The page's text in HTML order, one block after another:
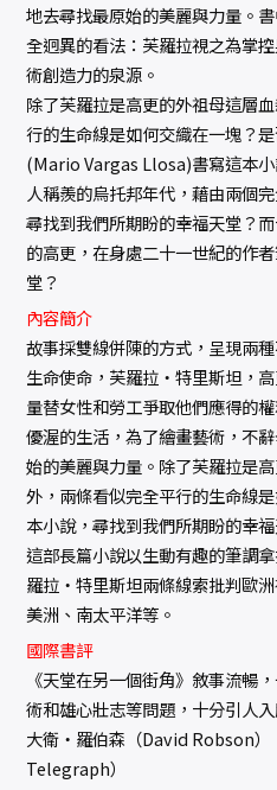
地去尋找最原始的美麗與力量。
全迥異的看法：芙羅拉視之為掌
術創造力的泉源。
除了芙羅拉是高更的外祖母這層
行的生命線是如何交織在一塊？
(Mario Vargas Llosa)書寫這本
人稱羨的烏托邦年代，藉由兩個
尋找到我們所期盼的幸福天堂？
的高更，在身處二十一世紀的作
堂？
內容簡介
故事採雙線併陳的方式，呈現兩
生命使命，芙羅拉‧特里斯坦，
量替女性和勞工爭取他們應得的
優渥的生活，為了繪畫藝術，不
始的美麗與力量。除了芙羅拉是
外，兩條看似完全平行的生命線
本小說，尋找到我們所期盼的幸
這部長篇小說以生動有趣的筆調
羅拉‧特里斯坦兩條線索批判歐
美洲、南太平洋等。
國際書評
《天堂在另一個街角》敘事流暢
術和雄心壯志等問題，十分引人入
――大衛‧羅伯森（David Robson
Telegraph）